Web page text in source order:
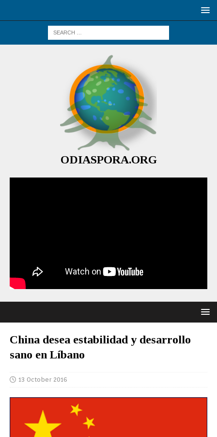
ODIASPORA.ORG
China desea estabilidad y desarrollo
sano en Líbano
13 October 2016